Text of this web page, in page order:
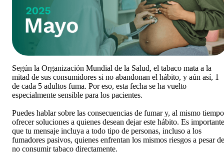
Según la Organización Mundial de la Salud, el tabaco mata a la
mitad de sus consumidores si no abandonan el hábito, y aún así, 1
de cada 5 adultos fuma. Por eso, esta fecha se ha vuelto
especialmente sensible para los pacientes.
Puedes hablar sobre las consecuencias de fumar y, al mismo
ofrecer soluciones a quienes desean dejar este hábito. Es importante
que tu mensaje incluya a todo tipo de personas, incluso a los
fumadores pasivos, quienes enfrentan los mismos riesgos a pesar de
no consumir tabaco directamente.